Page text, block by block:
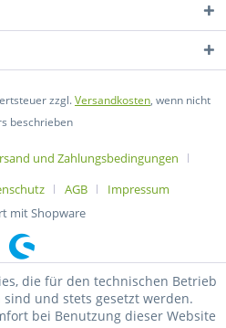
zzgl.Versandkosten, wenn nicht
beschrieben
und Zahlungsbedingungen
AGB
Impressum
mit Shopware
die für den technischen Betrieb
und stets gesetzt werden.
bei Benutzung dieser Website